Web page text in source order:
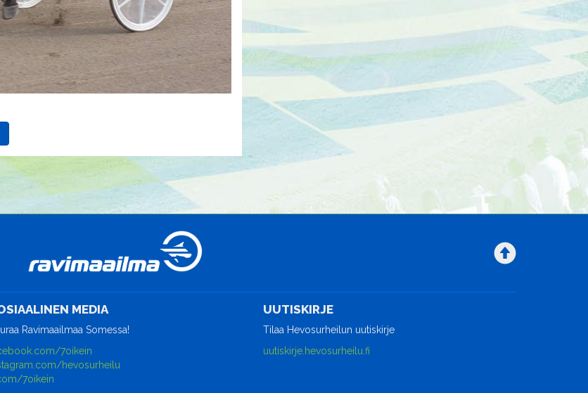
MEDIA
Ravimaailmaa Somessa!
7oikein
hevosurheilu
7oikein
UUTISKIRJE
Tilaa Hevosurheilun uutiskirje
uutiskirje.hevosurheilu.fi